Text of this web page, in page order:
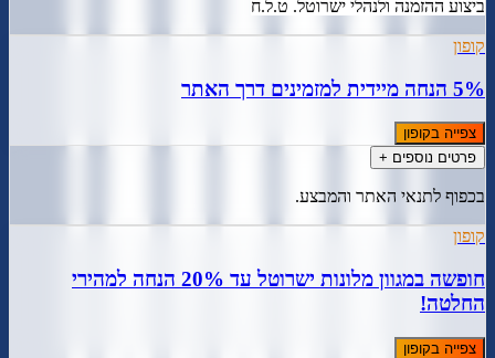
ביצוע ההזמנה ולנהלי ישרוטל. ט.ל.ח
קופון
5% הנחה מיידית למזמינים דרך האתר
צפייה בקופון
פרטים נוספים +
בכפוף לתנאי האתר והמבצע.
קופון
חופשה במגוון מלונות ישרוטל עד 20% הנחה למהירי
החלטה!
צפייה בקופון